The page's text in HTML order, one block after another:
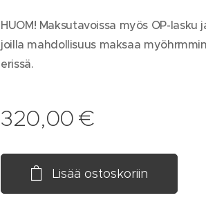
HUOM! Maksutavoissa myös OP-lasku
joilla mahdollisuus maksaa
erissä.
320,00 €
Lisää ostoskoriin